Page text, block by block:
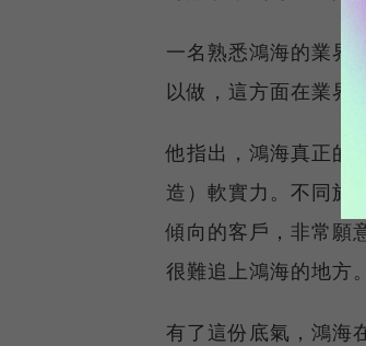
一名熟悉鴻海的業界
以做，這方面在業界
他指出，鴻海真正的
造）軟實力。不同於
傾向的客戶，非常願
很難追上鴻海的地方
有了這份底氣，鴻海